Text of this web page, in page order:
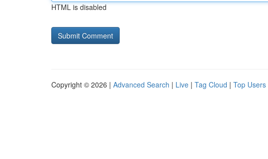
HTML is disabled
Copyright © 2026 | Advanced Search | Live | Tag Cloud | Top Users